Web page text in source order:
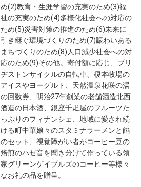
め(2)教育・生涯学習の充実のため(3)福
祉の充実のため(4)多様化社会への対応の
ため(5)災害対策の推進のため(6)未来に
引き継ぐ環境づくりのため(7)賑わいある
まちづくりのため(8)人口減少社会への対
応のため(9)その他。寄付額に応じ、ブリ
ヂストンサイクルの自転車、榎本牧場の
アイスやヨーグルト、天然温泉花咲の湯
の回数券、明治27年創業の老舗酒造北西
酒造の日本酒、銀座千疋屋のフルーツた
っぷりのフィナンシェ、地域に愛され続
ける町中華娘々のスタミナラーメンと餡
のセット、視覚障がい者がコーヒー豆の
焙煎のハゼ音を聞き分けて作っている領
家グリーンゲイブルズのコーヒー等様々
なお礼の品を贈呈。